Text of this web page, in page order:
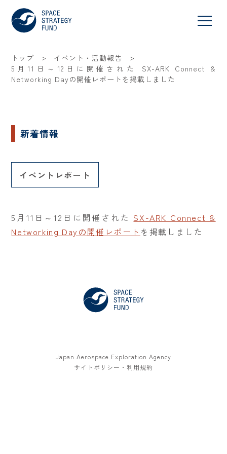
トップ > イベント・活動報告 >
5月11日～12日に開催された SX-ARK Connect &
Networking Dayの開催レポートを掲載しました
新着情報
イベントレポート
5月11日～12日に開催されたSX-ARK Connect &
Networking Dayの開催レポート を掲載しました
Japan Aerospace Exploration Agency
サイトポリシー・利用規約